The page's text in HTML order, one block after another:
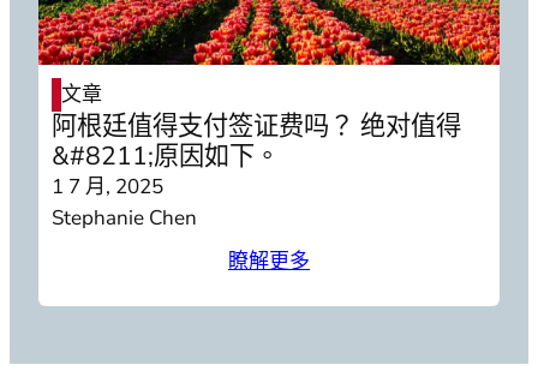
文章
阿根廷值得支付签证费吗？ 绝对值得
&#8211;原因如下。
1 7 月, 2025
Stephanie Chen
瞭解更多